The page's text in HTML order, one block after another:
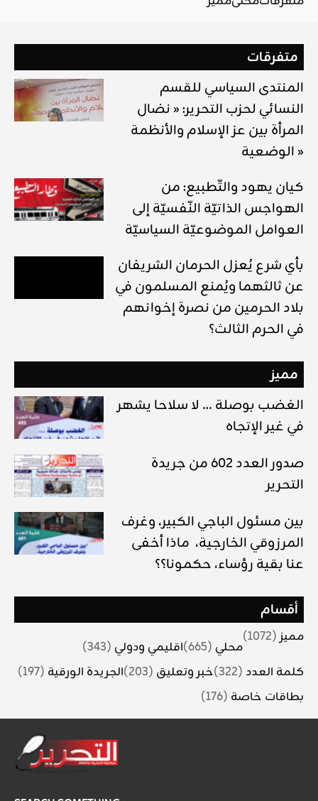
متفرقات
المنتدى السياسي للقسم
النسائي لحزب التحرير: « نضال
المرأة بين عز الإسلام والأنظمة
الوضعية »
كيان يهود والتّطبيع: من
الهواجس الذاتيّة النّفسيّة إلى
العوامل الموضوعيّة السياسيّة
بأي شرع يُعزل الحرمان الشريفان
عن ثالثهما ويُمنع المسلمون في
بلاد الحرمين من نصرة إخوانهم
في الحرم الثالث؟
مميز
الغضب بوصلة … لا سلاحا يشهر
في غير الإتجاه
صدور العدد 602 من جريدة
التحرير
بين مسئول الباجي الكبير، وغرف
المرزوقي الخارجية، ماذا أخفى
عنا بقية رؤساء، حكمونا؟؟
أقسام
مميز(1072)
محلي (665) اقليمي ودولي (343)
كلمة العدد (322) خبر وتعليق (203) الجريدة الورقية (197)
بطاقات خاصة (176)